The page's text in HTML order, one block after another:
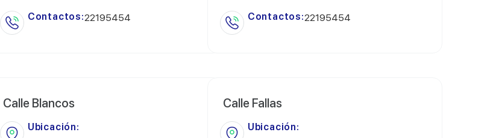
Contactos:22195454
Contactos:22195454
Calle Blancos
Ubicación:
Calle Fallas
Ubicación: